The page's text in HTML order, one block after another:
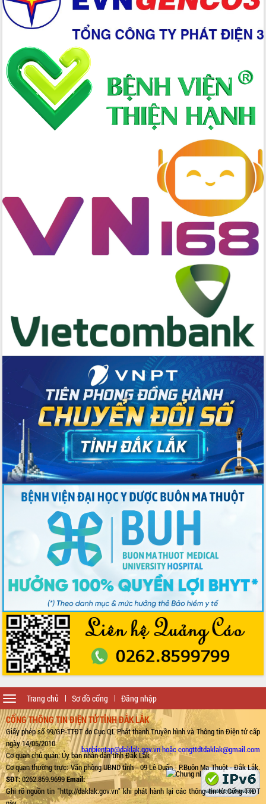
Trang chủ Sơ đồ cổng Đăng nhập
Toggle
navigation
CỔNG THÔNG TIN ĐIỆN TỬ TỈNH ĐẮK LẮK
Giấy phép số 99/GP-TTĐT do Cục QL Phát thanh Truyền hình và Thông tin Điện tử cấp
ngày 14/05/2010
Cơ quan chủ quản: Ủy ban nhân dân tỉnh Đắk Lắk
Cơ quan thường trực: Văn phòng UBND tỉnh - 09 Lê Duẩn - P.Buôn Ma Thuột - Đắk Lắk.
SĐT:0262.859.9699Email:
banbientap@daklak.gov.vn hoặc congttdtdaklak@gmail.com
Ghi rõ nguồn tin "http://daklak.gov.vn" khi phát hành lại các thông tin từ Cổng TTĐT